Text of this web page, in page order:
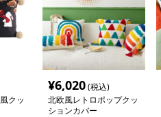
クッ
¥6,020(税込)
北欧風レトロポップクッ
ションカバー